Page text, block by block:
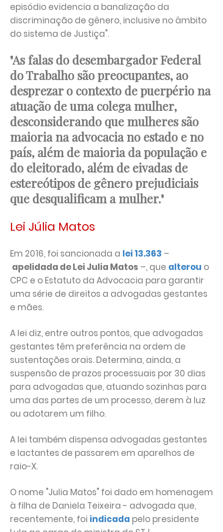
episódio evidencia a banalização da
discriminação de gênero, inclusive no âmbito
do sistema de Justiça".
"As falas do desembargador Federal
do Trabalho são preocupantes, ao
desprezar o contexto de puerpério na
atuação de uma colega mulher,
desconsiderando que mulheres são
maioria na advocacia no estado e no
país, além de maioria da população e
do eleitorado, além de eivadas de
estereótipos de gênero prejudiciais
que desqualificam a mulher."
Lei Júlia Matos
Em 2016, foi sancionada a lei 13.363 –
apelidada de Lei Julia Matos –, que alterou o
CPC e o Estatuto da Advocacia para garantir
uma série de direitos a advogadas gestantes
e mães.
A lei diz, entre outros pontos, que advogadas
gestantes têm preferência na ordem de
sustentações orais. Determina, ainda, a
suspensão de prazos processuais por 30 dias
para advogadas que, atuando sozinhas para
uma das partes de um processo, derem à luz
ou adotarem um filho.
A lei também dispensa advogadas gestantes
e lactantes de passarem em aparelhos de
raio-X.
O nome "Julia Matos" foi dado em homenagem
à filha de Daniela Teixeira - advogada que,
recentemente, foi indicada pelo presidente